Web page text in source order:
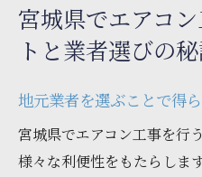
宮城県でエアコ
トと業者選びの
地元業者を選ぶことで得
宮城県でエアコン工事を行
様々な利便性をもたらしま